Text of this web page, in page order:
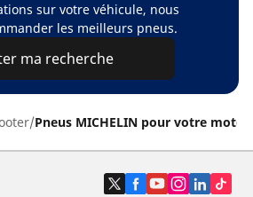
sur votre véhicule, nous
les meilleurs pneus.
ma recherche
Pneus MICHELIN pour votre moto